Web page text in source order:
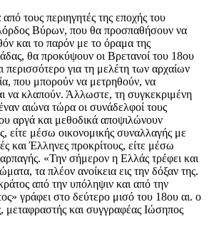
τους περιηγητές της εποχής του
Βύρων, που θα προσπαθήσουν να
και το παρόν με το όραμα της
θα προκύψουν οι Βρετανοί του 18ου
περισσότερο για τη μελέτη των αρχαίων
που μπορούν να μετρηθούν, να
να κλαπούν. Άλλωστε, τη συγκεκριμένη
αιώνα τώρα οι συνάδελφοί τους
αργά και μεθοδικά αποψιλώνουν
είτε μέσω οικονομικής συναλλαγής με
και Έλληνες προκρίτους, είτε μέσω
«Την σήμερον η Ελλάς τρέφει και
τα πλέον ανοίκεια εις την δόξαν της.
από την υπόληψιν και από την
γράφει στο δεύτερο μισό του 18ου αι. ο
μεταφραστής και συγγραφέας Ιώσηπος